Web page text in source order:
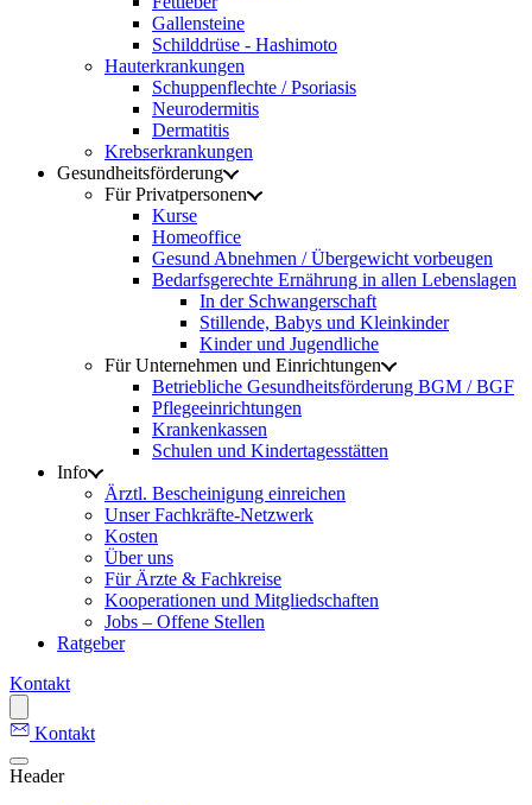
Gallensteine
Schilddrüse - Hashimoto
Hauterkrankungen
Schuppenflechte / Psoriasis
Neurodermitis
Dermatitis
Krebserkrankungen
Gesundheitsförderung
Für Privatpersonen
Kurse
Homeoffice
Gesund Abnehmen / Übergewicht vorbeugen
Bedarfsgerechte Ernährung in allen Lebenslagen
In der Schwangerschaft
Stillende, Babys und Kleinkinder
Kinder und Jugendliche
Für Unternehmen und Einrichtungen
Betriebliche Gesundheitsförderung BGM / BGF
Pflegeeinrichtungen
Krankenkassen
Schulen und Kindertagesstätten
Info
Ärztl. Bescheinigung einreichen
Unser Fachkräfte-Netzwerk
Kosten
Über uns
Für Ärzte & Fachkreise
Kooperationen und Mitgliedschaften
Jobs – Offene Stellen
Ratgeber
Kontakt
Kontakt
Header